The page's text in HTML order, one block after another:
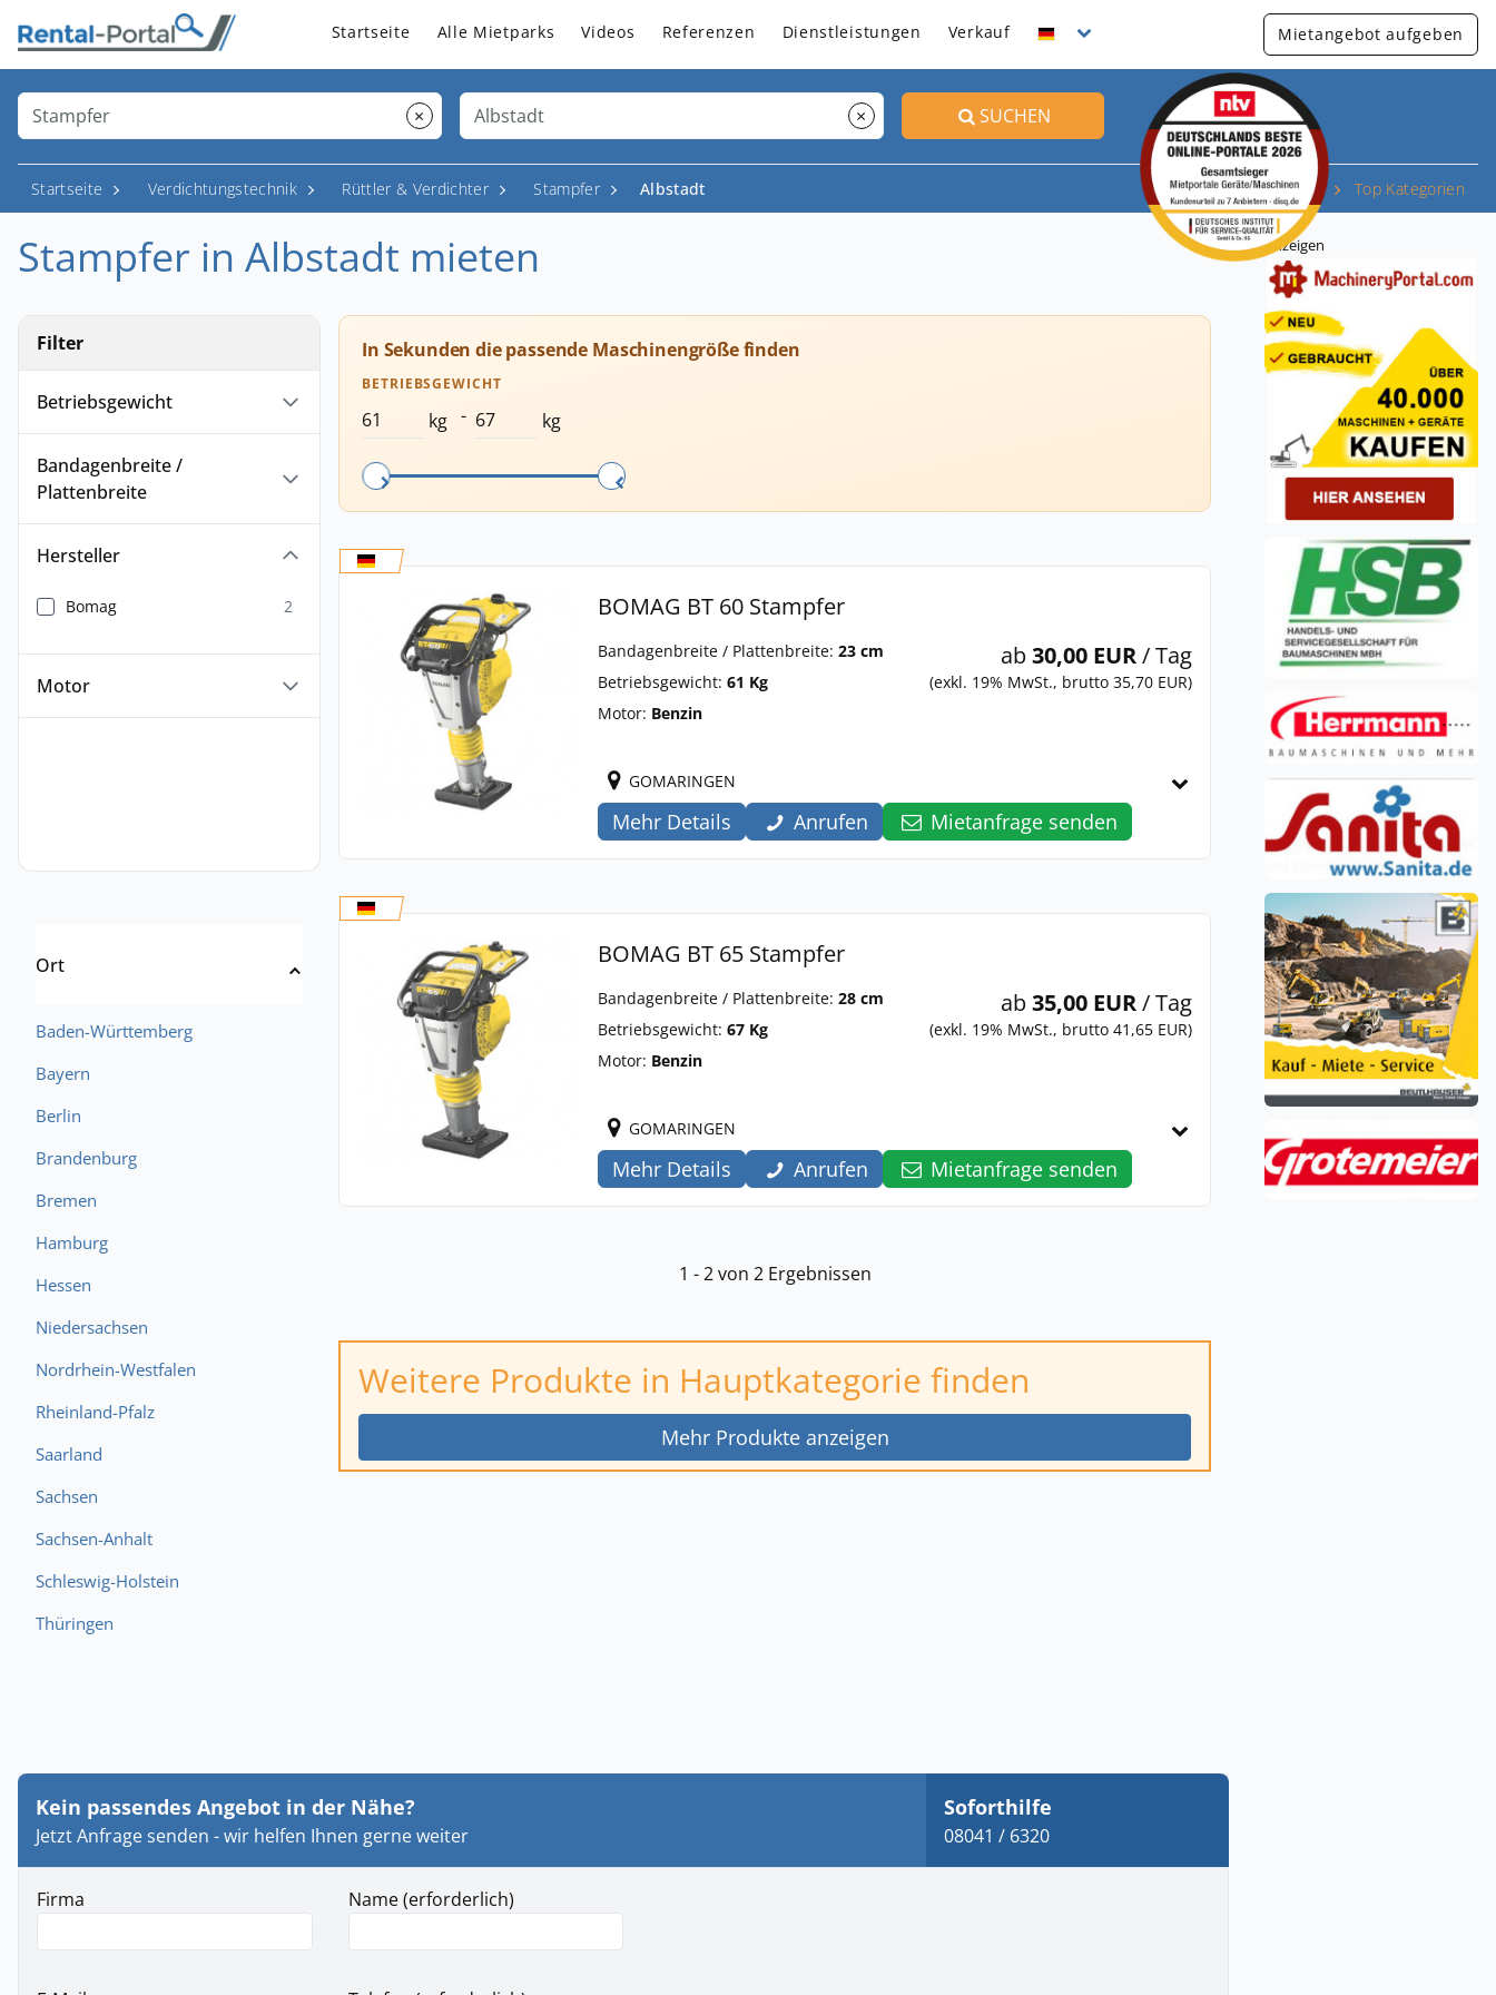
Startseite Alle Mietparks Videos Referenzen Dienstleistungen Verkauf Mietangebot aufgeben
× × SUCHEN
Startseite Verdichtungstechnik Rüttler & Verdichter Stampfer Albstadt Top Kategorien
Stampfer in Albstadt mieten
Filter
Betriebsgewicht
Bandagenbreite /
Plattenbreite
Hersteller
Bomag 2
Motor
Ort
Baden-Württemberg
Bayern
Berlin
Brandenburg
Bremen
Hamburg
Hessen
Niedersachsen
Nordrhein-Westfalen
Rheinland-Pfalz
Saarland
Sachsen
Sachsen-Anhalt
Schleswig-Holstein
Thüringen
In Sekunden die passende Maschinengröße finden
BETRIEBSGEWICHT
kg - kg
BOMAG BT 60 Stampfer
Bandagenbreite / Plattenbreite: 23 cm
Betriebsgewicht: 61 Kg
Motor: Benzin
ab30,00 EUR/ Tag
(exkl. 19% MwSt., brutto 35,70 EUR)
GOMARINGEN
Mehr Details Anrufen Mietanfrage senden
BOMAG BT 65 Stampfer
Bandagenbreite / Plattenbreite: 28 cm
Betriebsgewicht: 67 Kg
Motor: Benzin
ab35,00 EUR/ Tag
(exkl. 19% MwSt., brutto 41,65 EUR)
GOMARINGEN
Mehr Details Anrufen Mietanfrage senden
1 - 2 von 2 Ergebnissen
Weitere Produkte in Hauptkategorie finden
Mehr Produkte anzeigen
Kein passendes Angebot in der Nähe?
Jetzt Anfrage senden - wir helfen Ihnen gerne weiter
Soforthilfe
08041 / 6320
Firma Name (erforderlich)
Anzeigen